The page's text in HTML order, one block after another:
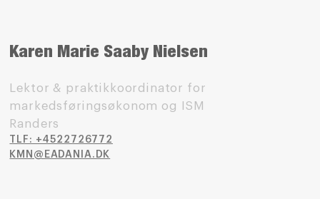
Karen Marie Saaby Nielsen
Lektor & praktikkoordinator for
markedsføringsøkonom og ISM
Randers
TLF: +4522726772
KMN@EADANIA.DK